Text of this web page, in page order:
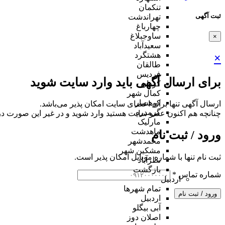
ثبت آگهی
×
×
برای ارسال آگهی باید وارد سایت شوید
ارسال آگهی تنها برای اعضای سایت امکان پذیر می‌باشد.
چنانچه هم‌ اکنون عضو سایت هستید وارد شوید و در غیر این صورت
ورود / ثبت نام
ثبت نام تنها با شماره موبایل امکان پذیر است.
شماره تماس *
ورود / ثبت نام
تنکمان
تهراندشت
چهارباغ
ساوجبلاغ
سعیدآباد
هشتگرد
طالقان
فردیس
کردان
کمال شهر
کوهسار
گرمدره
مارلیک
ماهدشت
محمدشهر
مشکین شهر
نظرآباد
بازگشت
اردبیل
تمام شهر‌ها
اردبیل
آبی بیگلو
اصلان دوز